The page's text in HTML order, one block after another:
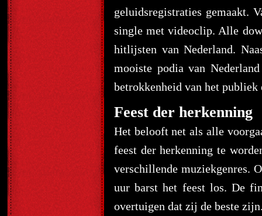
geluidsregistraties gemaakt.
single met videoclip. Alle
hitlijsten van Nederland.
mooiste podia van
betrokkenheid van het publiek
Feest der herkenning
Het belooft net als alle
feest der herkenning te
verschillende muziekgenres.
uur barst het feest los. De
overtuigen dat zij de beste